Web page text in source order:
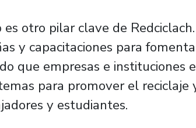
otro pilar clave de
y capacitaciones para
que empresas e instituciones
para promover el reciclaje
y estudiantes.